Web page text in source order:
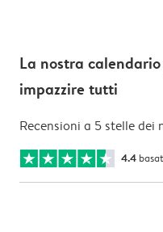
La nostra
impazzire tutti
Recensioni a 5 stelle dei
4.4